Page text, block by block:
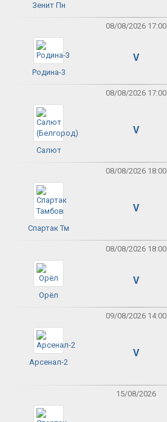
Зенит Пн
08/08/2026 17:00
Родина-3
V
08/08/2026 17:00
Салют
V
08/08/2026 18:00
Спартак Тм
V
08/08/2026 18:00
Орёл
V
09/08/2026 14:00
Арсенал-2
V
15/08/2026